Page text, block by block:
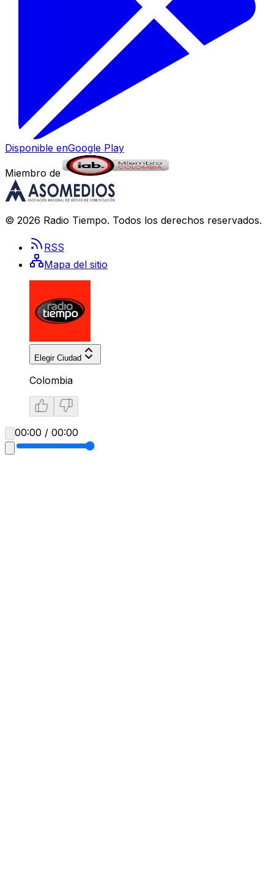
Disponible enGoogle Play
Miembro de
© 2026 Radio Tiempo. Todos los derechos reservados.
RSS
Mapa del sitio
Elegir Ciudad
Colombia
00:00 / 00:00